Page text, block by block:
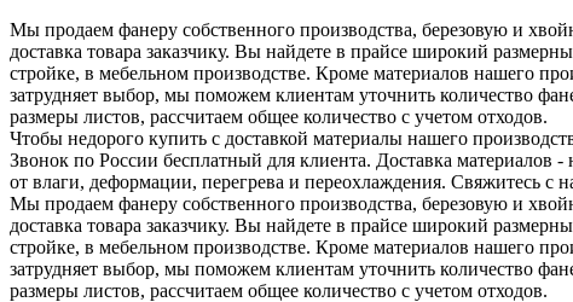
12мм
Мы продаем фанеру собственного производства, березовую и
доставка товара заказчику. Вы найдете в прайсе широкий
стройке, в мебельном производстве. Кроме материалов нашего
затрудняет выбор, мы поможем клиентам уточнить количество
размеры листов, рассчитаем общее количество с учетом отходов.
Чтобы недорого купить с доставкой материалы нашего
Звонок по России бесплатный для клиента. Доставка
от влаги, деформации, перегрева и переохлаждения. Свяжитесь с
Мы продаем фанеру собственного производства, березовую и
доставка товара заказчику. Вы найдете в прайсе широкий
стройке, в мебельном производстве. Кроме материалов нашего
затрудняет выбор, мы поможем клиентам уточнить количество
размеры листов, рассчитаем общее количество с учетом отходов.